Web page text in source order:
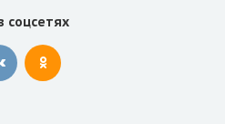
соцсетях